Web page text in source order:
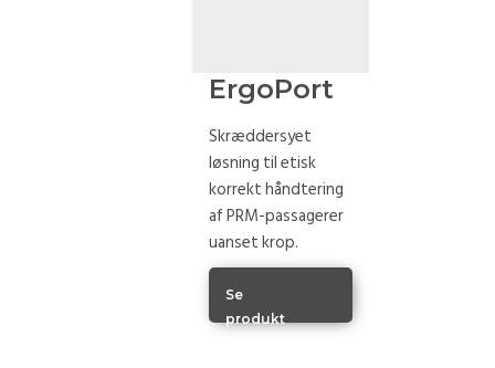
ErgoPort
Skræddersyet
løsning til etisk
korrekt håndtering
af PRM-passagerer
uanset krop.
Se
produkt